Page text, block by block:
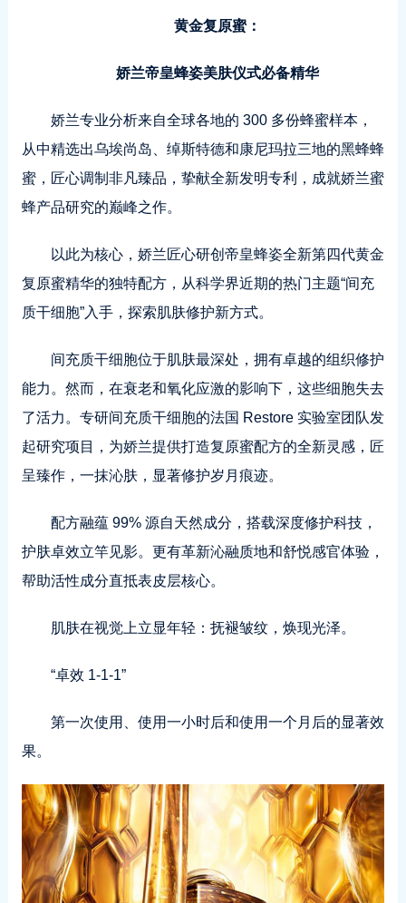
黄金复原蜜：
娇兰帝皇蜂姿美肤仪式必备精华
娇兰专业分析来自全球各地的 300 多份蜂蜜样本，
从中精选出乌埃尚岛、绰斯特德和康尼玛拉三地的黑蜂蜂
蜜，匠心调制非凡臻品，挚献全新发明专利，成就娇兰蜜
蜂产品研究的巅峰之作。
以此为核心，娇兰匠心研创帝皇蜂姿全新第四代黄金
复原蜜精华的独特配方，从科学界近期的热门主题“间充
质干细胞”入手，探索肌肤修护新方式。
间充质干细胞位于肌肤最深处，拥有卓越的组织修护
能力。然而，在衰老和氧化应激的影响下，这些细胞失去
了活力。专研间充质干细胞的法国 Restore 实验室团队发
起研究项目，为娇兰提供打造复原蜜配方的全新灵感，匠
呈臻作，一抹沁肤，显著修护岁月痕迹。
配方融蕴 99% 源自天然成分，搭载深度修护科技，
护肤卓效立竿见影。更有革新沁融质地和舒悦感官体验，
帮助活性成分直抵表皮层核心。
肌肤在视觉上立显年轻：抚褪皱纹，焕现光泽。
“卓效 1-1-1”
第一次使用、使用一小时后和使用一个月后的显著效
果。